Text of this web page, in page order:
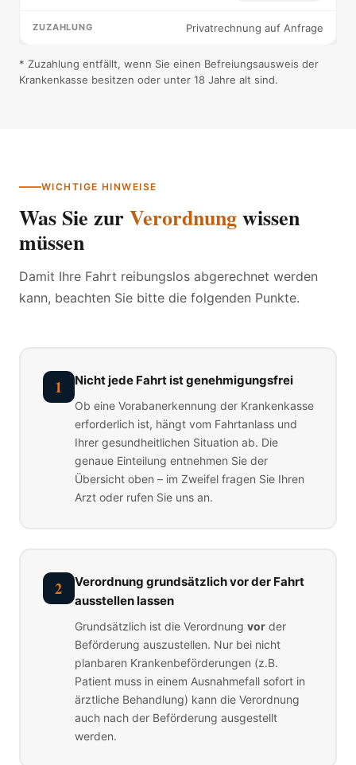
Privatrechnung auf Anfrage
* Zuzahlung entfällt, wenn Sie einen Befreiungsausweis der
Krankenkasse besitzen oder unter 18 Jahre alt sind.
WICHTIGE HINWEISE
Was Sie zurVerordnungwissen
müssen
Damit Ihre Fahrt reibungslos abgerechnet werden
kann, beachten Sie bitte die folgenden Punkte.
1 Nicht jede Fahrt ist genehmigungsfrei
Ob eine Vorabanerkennung der Krankenkasse
erforderlich ist, hängt vom Fahrtanlass und
Ihrer gesundheitlichen Situation ab. Die
genaue Einteilung entnehmen Sie der
Übersicht oben – im Zweifel fragen Sie Ihren
Arzt oder rufen Sie uns an.
2
Verordnung grundsätzlich vor der Fahrt
ausstellen lassen
Grundsätzlich ist die Verordnung vorder
Beförderung auszustellen. Nur bei nicht
planbaren Krankenbeförderungen (z.B.
Patient muss in einem Ausnahmefall sofort in
ärztliche Behandlung) kann die Verordnung
auch nach der Beförderung ausgestellt
werden.